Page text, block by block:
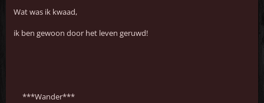
Wat was ik kwaad,
ik ben gewoon door het leven geruwd!
***Wander***